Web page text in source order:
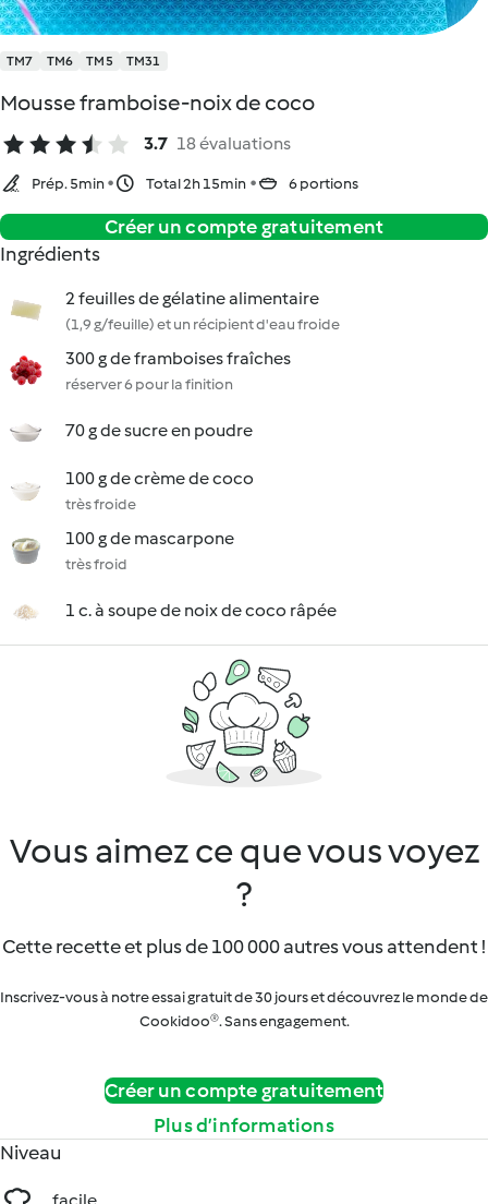
TM7 TM6 TM5 TM31
Mousse framboise-noix de coco
3.7 18 évaluations
Prép. 5min Total 2h 15min 6 portions
Créer un compte gratuitement
Ingrédients
2 feuilles de gélatine alimentaire
(1,9 g/feuille) et un récipient d'eau froide
300 g de framboises fraîches
réserver 6 pour la finition
70 g de sucre en poudre
100 g de crème de coco
très froide
100 g de mascarpone
très froid
1 c. à soupe de noix de coco râpée
Vous aimez ce que vous voyez
?
Cette recette et plus de 100 000 autres vous attendent !
Inscrivez-vous à notre essai gratuit de 30 jours et découvrez le monde de
Cookidoo®. Sans engagement.
Créer un compte gratuitement
Plus d’informations
Niveau